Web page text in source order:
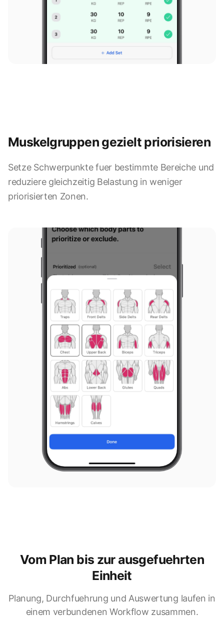
Muskelgruppen gezielt priorisieren
Setze Schwerpunkte fuer bestimmte Bereiche und
reduziere gleichzeitig Belastung in weniger
priorisierten Zonen.
9:41
Vom Plan bis zur ausgefuehrten
Einheit
Planung, Durchfuehrung und Auswertung laufen in
einem verbundenen Workflow zusammen.